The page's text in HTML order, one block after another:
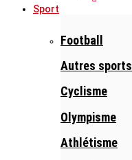
Sport
Football
Autres sports
Cyclisme
Olympisme
Athlétisme